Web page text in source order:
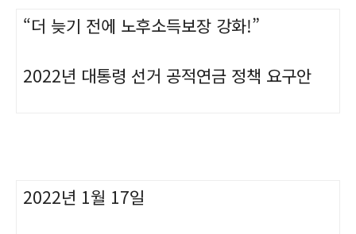
“더 늦기 전에 노후소득보장 강화!”
2022년 대통령 선거 공적연금 정책 요구안
2022년 1월 17일